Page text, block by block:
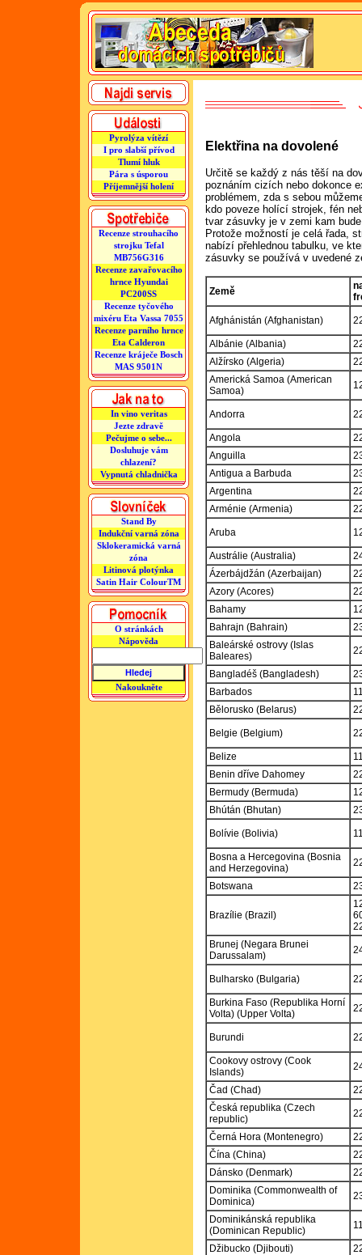
Pyrolýza vítězí
I pro slabší přívod
Tlumí hluk
Pára s úsporou
Příjemnější holení
Recenze strouhacího
strojku Tefal
MB756G316
Recenze zavařovacího
hrnce Hyundai
PC200SS
Recenze tyčového
mixéru Eta Vassa 7055
Recenze parního hrnce
Eta Calderon
Recenze kráječe Bosch
MAS 9501N
In vino veritas
Jezte zdravě
Pečujme o sebe...
Dosluhuje vám
chlazení?
Vypnutá chladnička
Stand By
Indukční varná zóna
Sklokeramická varná
zóna
Litinová plotýnka
Satin Hair ColourTM
O stránkách
Nápověda
Nakoukněte
Elektřina na dovolené
Určitě se každý z nás těší na
poznáním cizích nebo dokonce
problémem, zda s sebou
kdo poveze holící strojek, fén
tvar zásuvky je v zemi kam
Protože možností je celá řada,
nabízí přehlednou tabulku, ve
zásuvky se používá v uvedené
Země
Afghánistán (Afghanistan)
Albánie (Albania)
Alžírsko (Algeria)
Americká Samoa (American
Samoa)
Andorra
Angola
Anguilla
Antigua a Barbuda
Argentina
Arménie (Armenia)
Aruba
Austrálie (Australia)
Ázerbájdžán (Azerbaijan)
Azory (Acores)
Bahamy
Bahrajn (Bahrain)
Baleárské ostrovy (Islas
Baleares)
Bangladéš (Bangladesh)
Barbados
Bělorusko (Belarus)
Belgie (Belgium)
Belize
Benin dříve Dahomey
Bermudy (Bermuda)
Bhútán (Bhutan)
Bolívie (Bolivia)
Bosna a Hercegovina (Bosnia
and Herzegovina)
Botswana
Brazílie (Brazil)
Brunej (Negara Brunei
Darussalam)
Bulharsko (Bulgaria)
Burkina Faso (Republika Horní
Volta) (Upper Volta)
Burundi
Cookovy ostrovy (Cook
Islands)
Čad (Chad)
Česká republika (Czech
republic)
Černá Hora (Montenegro)
Čína (China)
Dánsko (Denmark)
Dominika (Commonwealth of
Dominica)
Dominikánská republika
(Dominican Republic)
Džibucko (Djibouti)